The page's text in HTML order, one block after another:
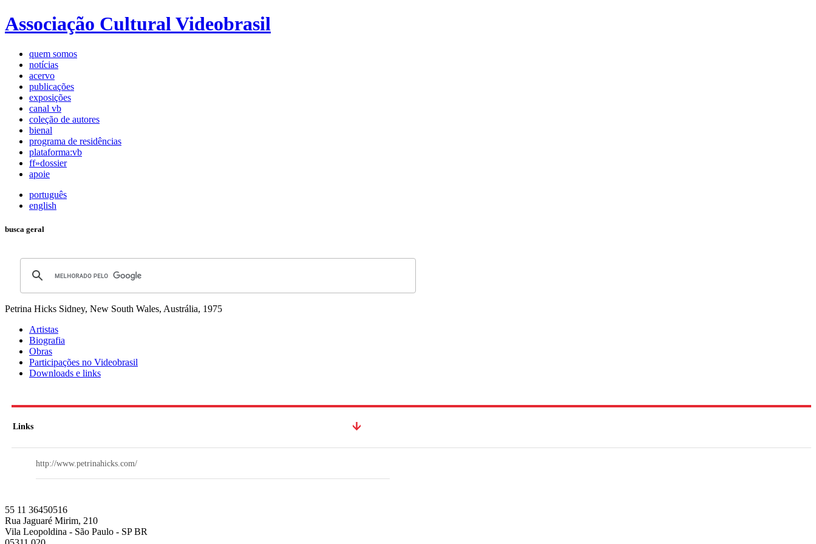
Associação Cultural Videobrasil
quem somos
notícias
acervo
publicações
exposições
canal vb
coleção de autores
bienal
programa de residências
plataforma:vb
ff»dossier
apoie
português
english
busca geral
Petrina Hicks Sidney, New South Wales, Austrália, 1975
Artistas
Biografia
Obras
Participações no Videobrasil
Downloads e links
Links
http://www.petrinahicks.com/
55 11 36450516
Rua Jaguaré Mirim, 210
Vila Leopoldina - São Paulo - SP BR